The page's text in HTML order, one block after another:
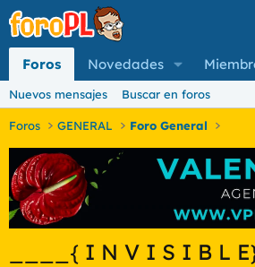
Foros Novedades
Nuevos mensajes Buscar en foros
Foros GENERAL Foro General
____{ I N V I S I B L